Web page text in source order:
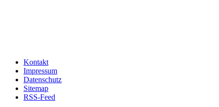
Kontakt
Impressum
Datenschutz
Sitemap
RSS-Feed